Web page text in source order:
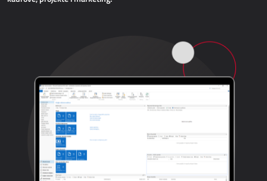
MRP - PROIZVODNJA
Dynamics 365 Business Central
Power MES